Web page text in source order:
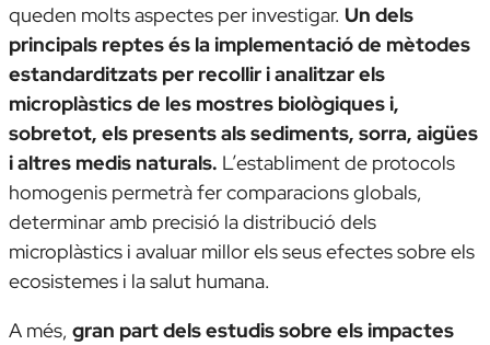
queden molts aspectes per investigar. Un dels
principals reptes és la implementació de mètodes
estandarditzats per recollir i analitzar els
microplàstics de les mostres biològiques i,
sobretot, els presents als sediments, sorra, aigües
i altres medis naturals. L’establiment de protocols
homogenis permetrà fer comparacions globals,
determinar amb precisió la distribució dels
microplàstics i avaluar millor els seus efectes sobre els
ecosistemes i la salut humana.
A més, gran part dels estudis sobre els impactes